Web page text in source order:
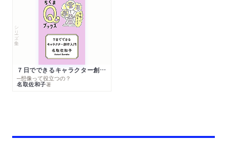
シリーズ・全集
７日でできるキャラクター創作入門
─想像って役立つの？
名取佐和子著